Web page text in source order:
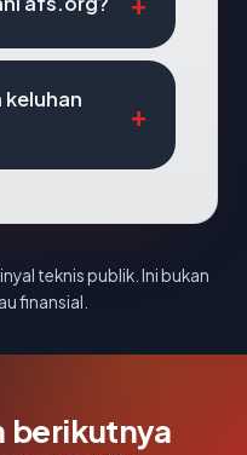
keluhan
teknis publik. Ini bukan
finansial.
berikutnya